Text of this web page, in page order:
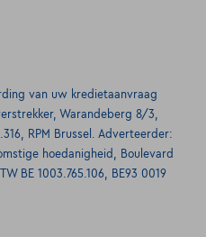
van uw kredietaanvraag
Warandeberg 8/3,
RPM Brussel. Adverteerder:
hoedanigheid, Boulevard
BE 1003.765.106, BE93 0019